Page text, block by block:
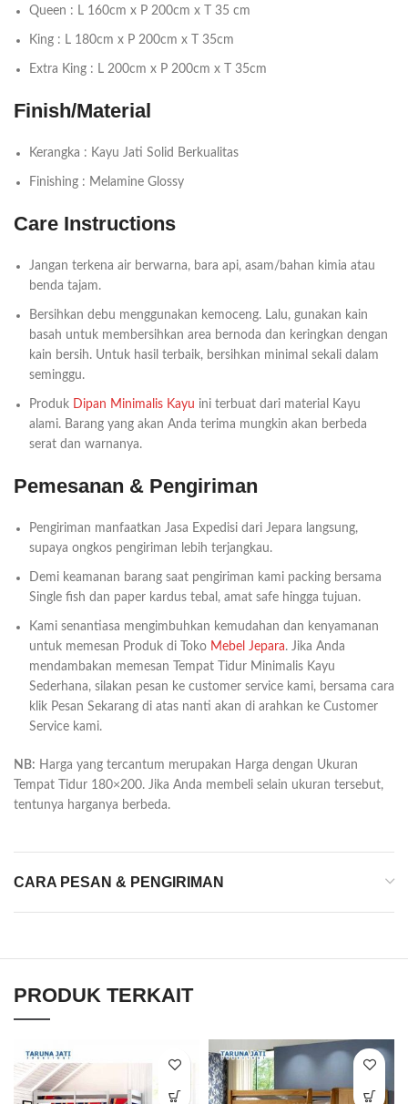
Queen : L 160cm x P 200cm x T 35 cm
King : L 180cm x P 200cm x T 35cm
Extra King : L 200cm x P 200cm x T 35cm
Finish/Material
Kerangka : Kayu Jati Solid Berkualitas
Finishing : Melamine Glossy
Care Instructions
Jangan terkena air berwarna, bara api, asam/bahan kimia atau
benda tajam.
Bersihkan debu menggunakan kemoceng. Lalu, gunakan kain
basah untuk membersihkan area bernoda dan keringkan dengan
kain bersih. Untuk hasil terbaik, bersihkan minimal sekali dalam
seminggu.
Produk Dipan Minimalis Kayu ini terbuat dari material Kayu
alami. Barang yang akan Anda terima mungkin akan berbeda
serat dan warnanya.
Pemesanan & Pengiriman
Pengiriman manfaatkan Jasa Expedisi dari Jepara langsung,
supaya ongkos pengiriman lebih terjangkau.
Demi keamanan barang saat pengiriman kami packing bersama
Single fish dan paper kardus tebal, amat safe hingga tujuan.
Kami senantiasa mengimbuhkan kemudahan dan kenyamanan
untuk memesan Produk di Toko Mebel Jepara. Jika Anda
mendambakan memesan Tempat Tidur Minimalis Kayu
Sederhana, silakan pesan ke customer service kami, bersama cara
klik Pesan Sekarang di atas nanti akan di arahkan ke Customer
Service kami.
NB: Harga yang tercantum merupakan Harga dengan Ukuran
Tempat Tidur 180×200. Jika Anda membeli selain ukuran tersebut,
tentunya harganya berbeda.
CARA PESAN & PENGIRIMAN
PRODUK TERKAIT